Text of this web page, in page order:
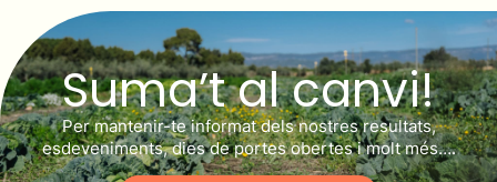
Suma’t al canvi!
Per mantenir-te informat dels nostres resultats,
esdeveniments, dies de portes obertes i molt més….